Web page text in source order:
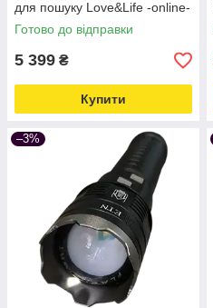
для пошуку Love&Life -online-
multimarket-
Готово до відправки
5 399 ₴
Купити
–3%